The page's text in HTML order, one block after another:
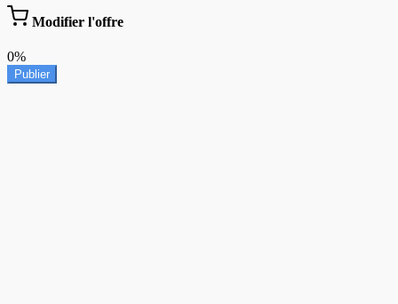
Modifier l'offre
0%
Publier